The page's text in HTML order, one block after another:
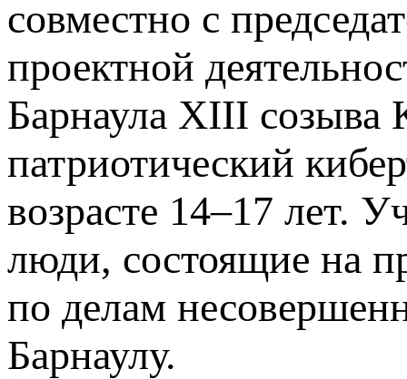
совместно с
проектной
Барнаула XIII созыва
патриотический
возрасте 14–17 лет.
люди, состоящие на
по делам
Барнаулу.